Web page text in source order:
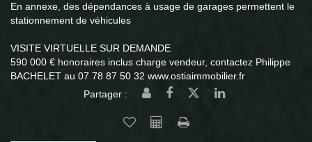
En annexe, des dépendances à usage de garages permettent le
stationnement de véhicules
VISITE VIRTUELLE SUR DEMANDE
590 000 € honoraires inclus charge vendeur, contactez Philippe
BACHELET au 07 78 87 50 32 www.ostiaimmobilier.fr
Partager :